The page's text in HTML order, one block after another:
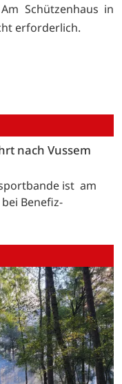
Schützenhaus in
erforderlich.
nach Vussem
ist am
Benefiz-